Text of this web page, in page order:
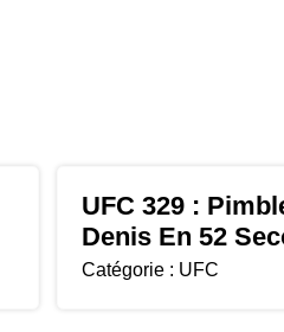
UFC 329 :
Denis En 52
Catégorie : UFC